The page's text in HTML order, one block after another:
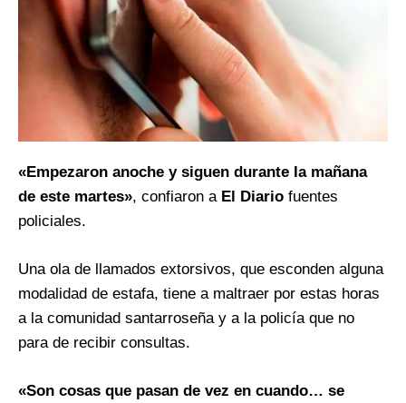
«Empezaron anoche y siguen durante la mañana
de este martes», confiaron a El Diario fuentes
policiales.
Una ola de llamados extorsivos, que esconden alguna
modalidad de estafa, tiene a maltraer por estas horas
a la comunidad santarroseña y a la policía que no
para de recibir consultas.
«Son cosas que pasan de vez en cuando… se